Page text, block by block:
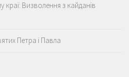
краї: Визволення з кайданів
Петра і Павла